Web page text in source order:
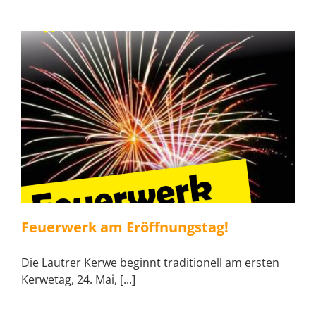
Feuerwerk am Eröffnungstag!
Die Lautrer Kerwe beginnt traditionell am ersten
Kerwetag, 24. Mai, [...]